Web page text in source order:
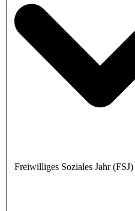
Freiwilliges Soziales Jahr (FSJ)